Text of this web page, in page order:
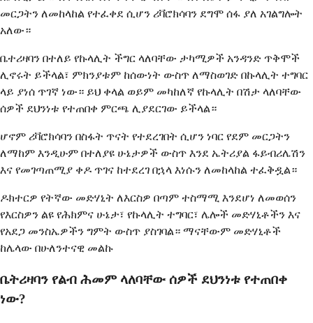
መርጋትን ለመከላከል የተፈቀደ ሲሆን ሪቫሮክሳባን ደግሞ ሰፋ ያለ አገልግሎት
አለው።
ቤተሪዛባን በተለይ የኩላሊት ችግር ላለባቸው ታካሚዎች አንዳንድ ጥቅሞች
ሊኖሩት ይችላል፣ ምክንያቱም ከሰውነት ውስጥ ለማስወገድ በኩላሊት ተግባር
ላይ ያነሰ ጥገኛ ነው። ይህ ቀላል ወይም መካከለኛ የኩላሊት በሽታ ላለባቸው
ሰዎች ደህንነቱ የተጠበቀ ምርጫ ሊያደርገው ይችላል።
ሆኖም ሪቫሮክሳባን በስፋት ጥናት የተደረገበት ሲሆን ነባር የደም መርጋትን
ለማከም እንዲሁም በተለያዩ ሁኔታዎች ውስጥ እንደ ኤትሪያል ፋይብሪሌሽን
እና የመገጣጠሚያ ቀዶ ጥገና ከተደረገ በኋላ እነሱን ለመከላከል ተፈቅዷል።
ዶክተርዎ የትኛው መድሃኒት ለእርስዎ በጣም ተስማሚ እንደሆነ ለመወሰን
የእርስዎን ልዩ የሕክምና ሁኔታ፣ የኩላሊት ተግባር፣ ሌሎች መድሃኒቶችን እና
የአደጋ መንስኤዎችን ግምት ውስጥ ያስገባል። ማናቸውም መድሃኒቶች
ከሌላው በሁለንተናዊ መልኩ
ቤትሪዛባን የልብ ሕመም ላለባቸው ሰዎች ደህንነቱ የተጠበቀ
ነው?